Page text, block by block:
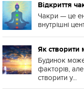
Відкриття
Чакри — це
внутрішні
Як створити
Будинок може
факторів,
створити у...